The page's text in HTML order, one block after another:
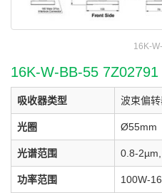
16K-
16K-W-BB-55 7Z02791
吸收器类型 波束偏
光圈 Ø55mm
光谱范围 0.8-
功率范围 100W-